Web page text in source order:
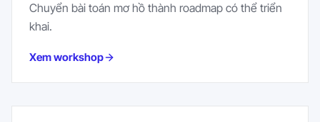
Chuyển bài toán mơ hồ thành roadmap có thể triển
khai.
Xem workshop